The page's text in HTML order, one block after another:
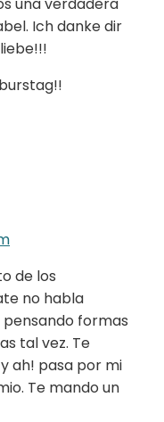
una verdadera
Ich danke dir
de los
no habla
formas
tal vez. Te
ah! pasa por mi
Te mando un